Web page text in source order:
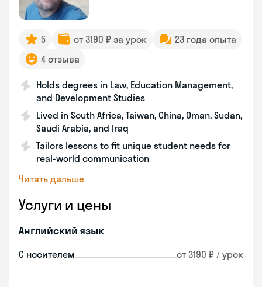
5 от 3190 ₽ за урок
23 года опыта
4 отзыва
Holds degrees in Law, Education Management,
and Development Studies
Lived in South Africa, Taiwan, China, Oman, Sudan,
Saudi Arabia, and Iraq
Tailors lessons to fit unique student needs for
real-world communication
Читать дальше
Услуги и цены
Английский язык
С носителем от 3190 ₽ / урок